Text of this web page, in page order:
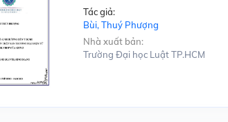
Tác giả:
Bùi, Thuý Phượng
Nhà xuất bản:
Trường Đại học Luật TP.HCM